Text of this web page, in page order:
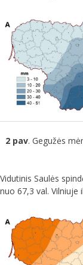
2 pav. Gegužės
Vidutinis Saulės
nuo 67,3 val. Vilniuje